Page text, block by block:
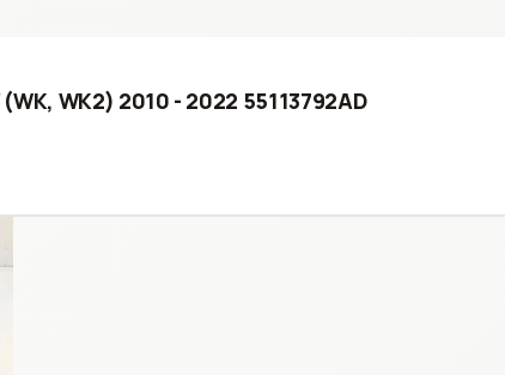
WK2) 2010 - 2022 55113792AD